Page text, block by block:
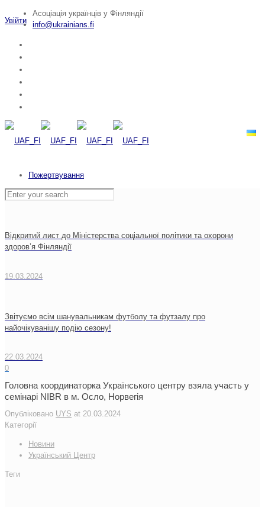
Увійти
Асоціація українців у Фінляндії
info@ukrainians.fi
Пожертвування
Відкритий лист до Міністерства соціальної політики та охорони
здоров’я Фінляндії
19.03.2024
Звітуємо всім шанувальникам футболу та футзалу про
найочікуванішу подію сезону!
22.03.2024
0
Головна координаторка Українського центру взяла участь у
семінарі NIBR в м. Осло, Норвегія
Опубліковано UYS at 20.03.2024
Категорії
Новини
Український Центр
Теги